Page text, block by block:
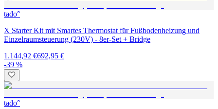
tado°
X Starter Kit mit Smartes Thermostat für Fußbodenheizung und
Einzelraumsteuerung (230V) - 8er-Set + Bridge
1.144,92 €692,95 €
-39 %
tado°